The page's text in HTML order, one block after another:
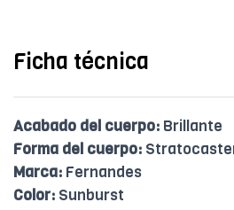
Ficha técnica
Acabado del cuerpo: Brillante
Forma del cuerpo:
Marca: Fernandes
Color: Sunburst